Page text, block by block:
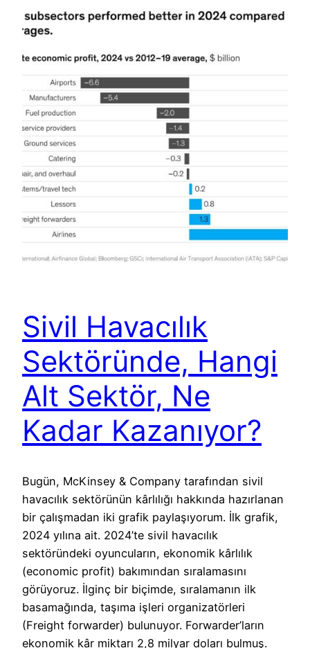
Sivil Havacılık
Sektöründe, Hangi
Alt Sektör, Ne
Kadar Kazanıyor?
Bugün, McKinsey & Company tarafından sivil
havacılık sektörünün kârlılığı hakkında hazırlanan
bir çalışmadan iki grafik paylaşıyorum. İlk grafik,
2024 yılına ait. 2024’te sivil havacılık
sektöründeki oyuncuların, ekonomik kârlılık
(economic profit) bakımından sıralamasını
görüyoruz. İlginç bir biçimde, sıralamanın ilk
basamağında, taşıma işleri organizatörleri
(Freight forwarder) bulunuyor. Forwarder’ların
ekonomik kâr miktarı 2,8 milyar doları bulmuş.